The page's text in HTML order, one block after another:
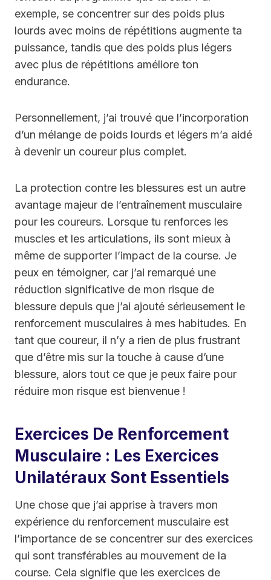
exemple, se concentrer sur des poids plus
lourds avec moins de répétitions augmente ta
puissance, tandis que des poids plus légers
avec plus de répétitions améliore ton
endurance.
Personnellement, j’ai trouvé que l’incorporation
d’un mélange de poids lourds et légers m’a aidé
à devenir un coureur plus complet.
La protection contre les blessures est un autre
avantage majeur de l’entraînement musculaire
pour les coureurs. Lorsque tu renforces les
muscles et les articulations, ils sont mieux à
même de supporter l’impact de la course. Je
peux en témoigner, car j’ai remarqué une
réduction significative de mon risque de
blessure depuis que j’ai ajouté sérieusement le
renforcement musculaires à mes habitudes. En
tant que coureur, il n’y a rien de plus frustrant
que d’être mis sur la touche à cause d’une
blessure, alors tout ce que je peux faire pour
réduire mon risque est bienvenue !
Exercices De Renforcement
Musculaire : Les Exercices
Unilatéraux Sont Essentiels
Une chose que j’ai apprise à travers mon
expérience du renforcement musculaire est
l’importance de se concentrer sur des exercices
qui sont transférables au mouvement de la
course. Cela signifie que les exercices de